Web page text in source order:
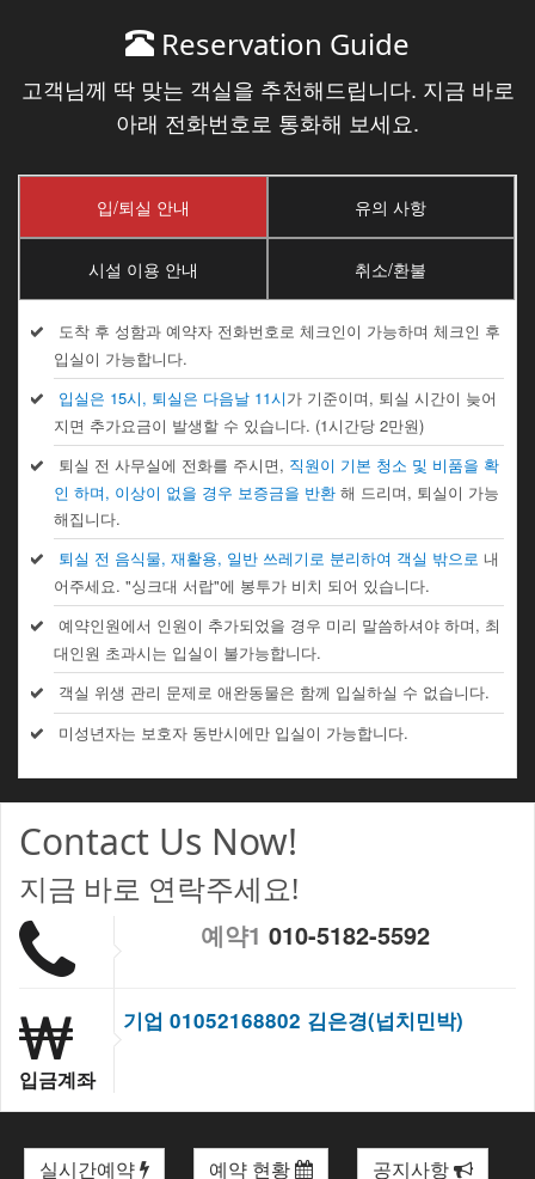
Reservation Guide
고객님께 딱 맞는 객실을 추천해드립니다. 지금 바로
아래 전화번호로 통화해 보세요.
입/퇴실 안내 유의 사항
시설 이용 안내 취소/환불
도착 후 성함과 예약자 전화번호로 체크인이 가능하며 체크인 후
입실이 가능합니다.
입실은 15시, 퇴실은 다음날 11시가 기준이며, 퇴실 시간이 늦어
지면 추가요금이 발생할 수 있습니다. (1시간당 2만원)
퇴실 전 사무실에 전화를 주시면, 직원이 기본 청소 및 비품을 확
인 하며, 이상이 없을 경우 보증금을 반환해 드리며, 퇴실이 가능
해집니다.
퇴실 전 음식물, 재활용, 일반 쓰레기로 분리하여 객실 밖으로 내
어주세요. "싱크대 서랍"에 봉투가 비치 되어 있습니다.
예약인원에서 인원이 추가되었을 경우 미리 말씀하셔야 하며, 최
대인원 초과시는 입실이 불가능합니다.
객실 위생 관리 문제로 애완동물은 함께 입실하실 수 없습니다.
미성년자는 보호자 동반시에만 입실이 가능합니다.
Contact Us Now!
지금 바로 연락주세요!
예약1 010-5182-5592
입금계좌
기업 01052168802 김은경(넙치민박)
실시간예약 예약 현황 공지사항